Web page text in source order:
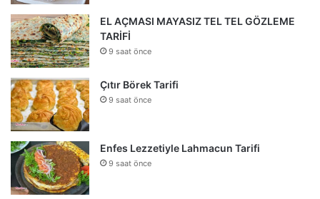
EL AÇMASI MAYASIZ TEL TEL GÖZLEME
TARİFİ
9 saat önce
Çıtır Börek Tarifi
9 saat önce
Enfes Lezzetiyle Lahmacun Tarifi
9 saat önce